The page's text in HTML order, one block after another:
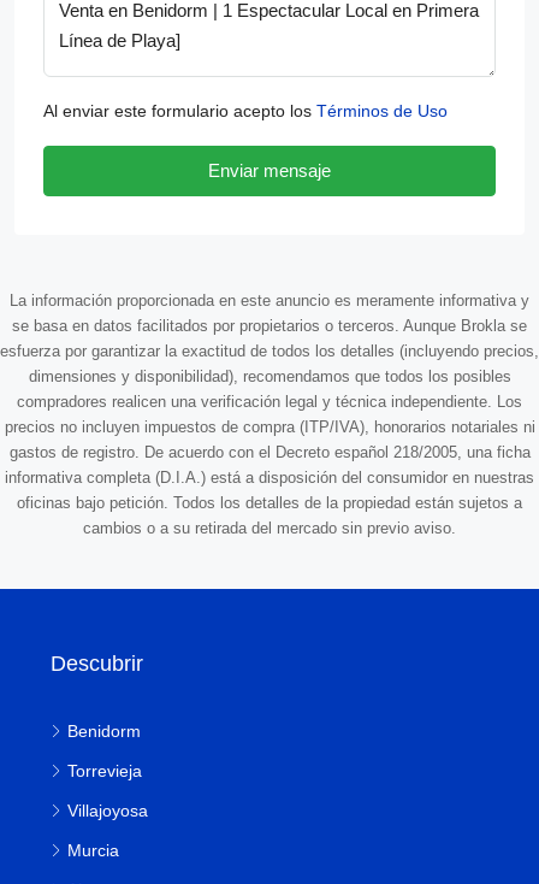
Al enviar este formulario acepto los Términos de Uso
Enviar mensaje
La información proporcionada en este anuncio es meramente informativa y
se basa en datos facilitados por propietarios o terceros. Aunque Brokla se
esfuerza por garantizar la exactitud de todos los detalles (incluyendo precios,
dimensiones y disponibilidad), recomendamos que todos los posibles
compradores realicen una verificación legal y técnica independiente. Los
precios no incluyen impuestos de compra (ITP/IVA), honorarios notariales ni
gastos de registro. De acuerdo con el Decreto español 218/2005, una ficha
informativa completa (D.I.A.) está a disposición del consumidor en nuestras
oficinas bajo petición. Todos los detalles de la propiedad están sujetos a
cambios o a su retirada del mercado sin previo aviso.
Descubrir
Benidorm
Torrevieja
Villajoyosa
Murcia